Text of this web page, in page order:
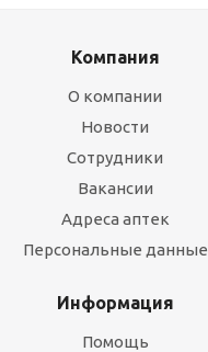
Компания
О компании
Новости
Сотрудники
Вакансии
Адреса аптек
Персональные данные
Информация
Помощь